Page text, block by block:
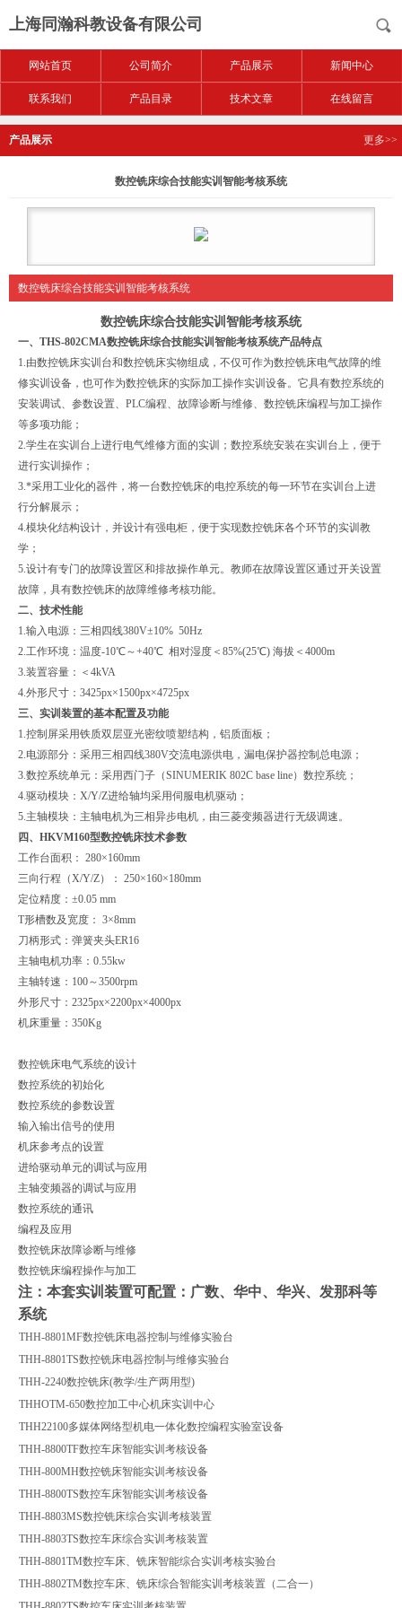
上海同瀚科教设备有限公司
网站首页 公司简介 产品展示 新闻中心
联系我们 产品目录 技术文章 在线留言
产品展示 更多>>
数控铣床综合技能实训智能考核系统
数控铣床综合技能实训智能考核系统
数控铣床综合技能实训智能考核系统
一、 THS-802CMA数控铣床综合技能实训智能考核系统产品特点
1. 由数控铣床实训台和数控铣床实物组成，不仅可作为数控铣床电气故障的维
修实训设备，也可作为数控铣床的实际加工操作实训设备。它具有数控系统的
安装调试、参数设置、PLC编程、故障诊断与维修、数控铣床编程与加工操作
等多项功能；
2. 学生在实训台上进行电气维修方面的实训；数控系统安装在实训台上，便于
进行实训操作；
3. *采用工业化的器件，将一台数控铣床的电控系统的每一环节在实训台上进
行分解展示；
4. 模块化结构设计，并设计有强电柜，便于实现数控铣床各个环节的实训教
学；
5. 设计有专门的故障设置区和排故操作单元。教师在故障设置区通过开关设置
故障，具有数控铣床的故障维修考核功能。
二、 技术性能
1. 输入电源：三相四线380V±10% 50Hz
2. 工作环境：温度-10℃～+40℃ 相对湿度＜85%(25℃) 海拔＜4000m
3. 装置容量：＜4kVA
4. 外形尺寸：3425px×1500px×4725px
三、 实训装置的基本配置及功能
1. 控制屏采用铁质双层亚光密纹喷塑结构，铝质面板；
2. 电源部分：采用三相四线380V交流电源供电，漏电保护器控制总电源；
3. 数控系统单元：采用西门子（SINUMERIK 802C base line）数控系统；
4. 驱动模块：X/Y/Z进给轴均采用伺服电机驱动；
5. 主轴模块：主轴电机为三相异步电机，由三菱变频器进行无级调速。
四、 HKVM160型数控铣床技术参数
工作台面积： 280×160mm
三向行程（X/Y/Z）： 250×160×180mm
定位精度：±0.05 mm
T形槽数及宽度： 3×8mm
刀柄形式：弹簧夹头ER16
主轴电机功率：0.55kw
主轴转速：100～3500rpm
外形尺寸：2325px×2200px×4000px
机床重量：350Kg
数控铣床电气系统的设计
数控系统的初始化
数控系统的参数设置
输入输出信号的使用
机床参考点的设置
进给驱动单元的调试与应用
主轴变频器的调试与应用
数控系统的通讯
编程及应用
数控铣床故障诊断与维修
数控铣床编程操作与加工
注：本套实训装置可配置：广数、华中、华兴、发那科等
系统
THH-8801MF数控铣床电器控制与维修实验台
THH-8801TS数控铣床电器控制与维修实验台
THH-2240数控铣床(教学/生产两用型)
THHOTM-650数控加工中心机床实训中心
THH22100多媒体网络型机电一体化数控编程实验室设备
THH-8800TF数控车床智能实训考核设备
THH-800MH数控铣床智能实训考核设备
THH-8800TS数控车床智能实训考核设备
THH-8803MS数控铣床综合实训考核装置
THH-8803TS数控车床综合实训考核装置
THH-8801TM数控车床、铣床智能综合实训考核实验台
THH-8802TM数控车床、铣床综合智能实训考核装置（二合一）